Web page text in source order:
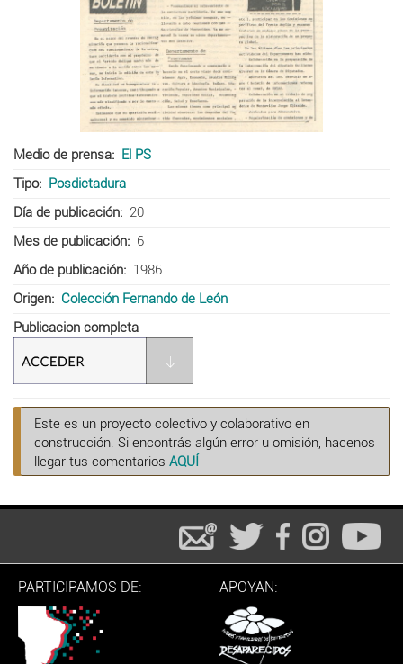
Medio de prensa
El PS
Tipo
Posdictadura
Día de publicación
20
Mes de publicación
6
Año de publicación
1986
Origen
Colección Fernando de León
Publicacion completa
Este es un proyecto colectivo y colaborativo en
construcción. Si encontrás algún error u omisión, hacenos
llegar tus comentarios AQUÍ
PARTICIPAMOS DE: APOYAN: